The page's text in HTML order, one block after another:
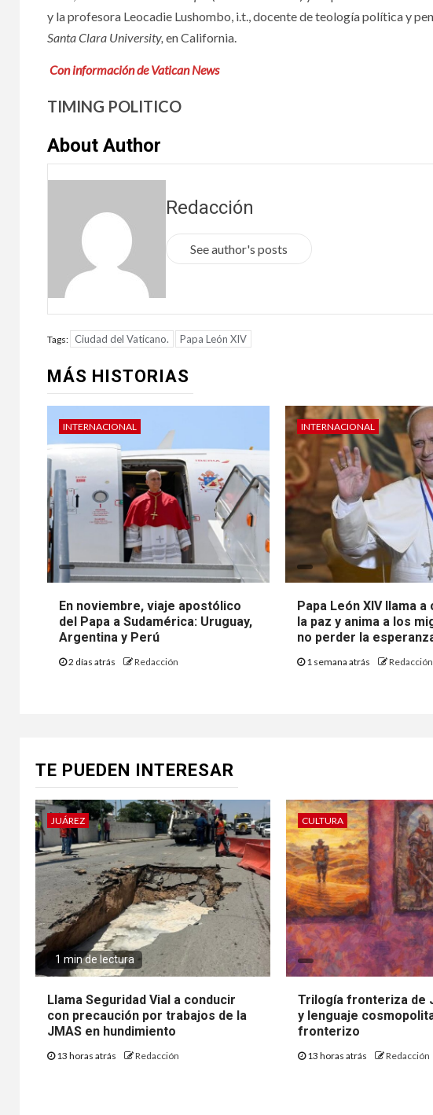
y la profesora Leocadie Lushombo, i.t., docente de teología política y
Santa Clara University, en California.
Con información de Vatican News
TIMING POLITICO
About Author
Redacción
See author's posts
Tags: Ciudad del Vaticano. Papa León XIV
MÁS HISTORIAS
INTERNACIONAL
En noviembre, viaje apostólico
del Papa a Sudamérica: Uruguay,
Argentina y Perú
2 días atrás Redacción
INTERNACIONAL
Papa León XIV llama
la paz y anima a los
no perder la
1 semana atrás Redacción
TE PUEDEN INTERESAR
JUÁREZ
1 min de lectura
Llama Seguridad Vial a conducir
con precaución por trabajos de la
JMAS en hundimiento
13 horas atrás Redacción
CULTURA
Trilogía fronteriza de
y lenguaje
fronterizo
13 horas atrás Redacción